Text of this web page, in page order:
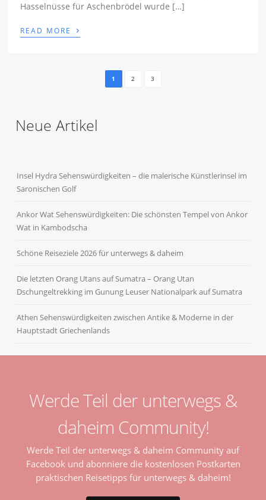
Hasselnüsse für Aschenbrödel wurde […]
READ MORE ›
1 2 3
Neue Artikel
Insel Hydra Sehenswürdigkeiten – die malerische Künstlerinsel im
Saronischen Golf
Ankor Wat Sehenswürdigkeiten: Die schönsten Tempel von Ankor
Wat in Kambodscha
Schöne Reiseziele 2026 für unterwegs & daheim
Die letzten Orang Utans auf Sumatra – Orang Utan
Dschungeltrekking im Gunung Leuser Nationalpark auf Sumatra
Athen Sehenswürdigkeiten zwischen Antike & Moderne in der
Hauptstadt Griechenlands
Werde Teil der unterwegs &
daheim Community!
Werde Teil der unterwegs & daheim Community auf
Facebook und abonniere die kostenlosen Postkarten
praktischen Reisetipps für unterwegs & daheim!